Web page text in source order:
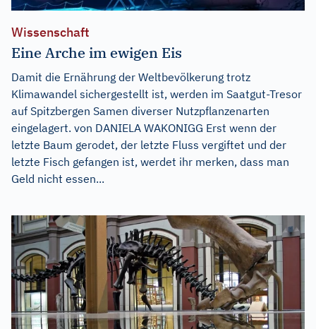
Wissenschaft
Eine Arche im ewigen Eis
Damit die Ernährung der Weltbevölkerung trotz
Klimawandel sichergestellt ist, werden im Saatgut-Tresor
auf Spitzbergen Samen diverser Nutzpflanzenarten
eingelagert. von DANIELA WAKONIGG Erst wenn der
letzte Baum gerodet, der letzte Fluss vergiftet und der
letzte Fisch gefangen ist, werdet ihr merken, dass man
Geld nicht essen...